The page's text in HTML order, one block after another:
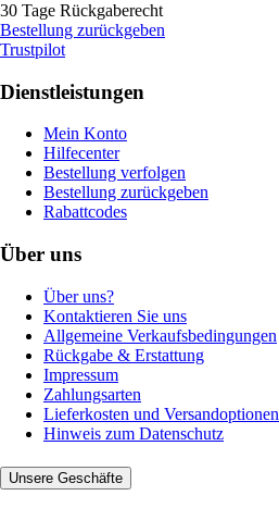
30 Tage Rückgaberecht
Bestellung zurückgeben
Trustpilot
Dienstleistungen
Mein Konto
Hilfecenter
Bestellung verfolgen
Bestellung zurückgeben
Rabattcodes
Über uns
Über uns?
Kontaktieren Sie uns
Allgemeine Verkaufsbedingungen
Rückgabe & Erstattung
Impressum
Zahlungsarten
Lieferkosten und Versandoptionen
Hinweis zum Datenschutz
Unsere Geschäfte